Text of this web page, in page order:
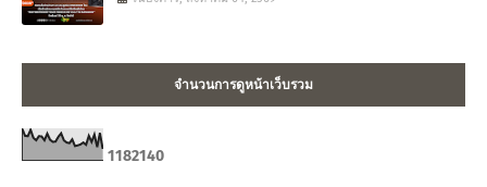
จำนวนการดูหน้าเว็บรวม
1182140